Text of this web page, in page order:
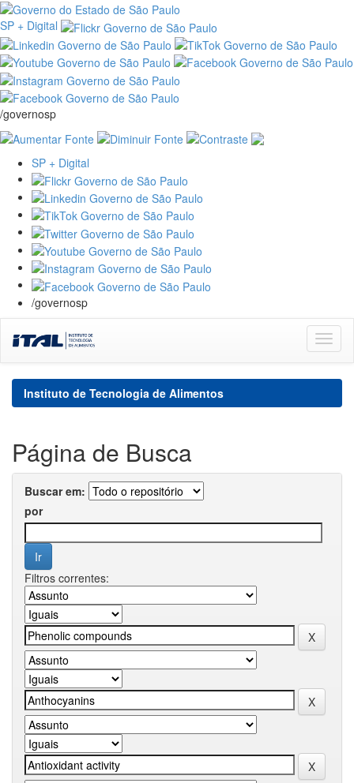
SP + Digital
/governosp
SP + Digital
/governosp
navigation
Instituto de Tecnologia de Alimentos
Página de Busca
Buscar em:
por
Filtros correntes: